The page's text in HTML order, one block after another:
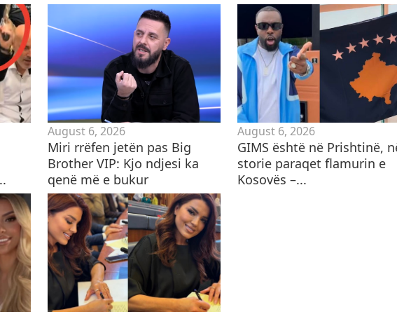
August 6, 2026
Miri rrëfen jetën pas Big
Brother VIP: Kjo ndjesi ka
qenë më e bukur
August 6, 2026
GIMS është në Prishtinë,
storie paraqet flamurin e
Kosovës –...